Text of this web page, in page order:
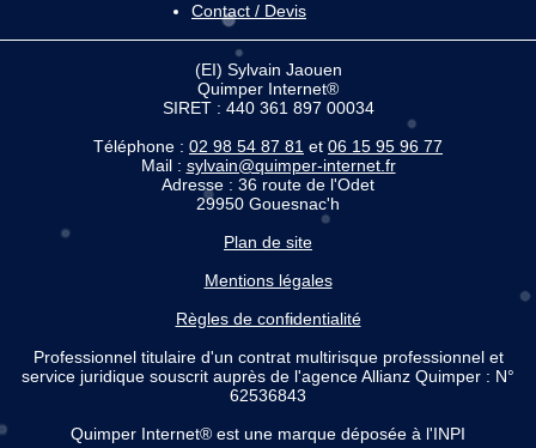
Contact / Devis
(EI) Sylvain Jaouen
Quimper Internet®
SIRET : 440 361 897 00034
Téléphone : 02 98 54 87 81 et 06 15 95 96 77
Mail : sylvain@quimper-internet.fr
Adresse : 36 route de l'Odet
29950 Gouesnac'h
Plan de site
Mentions légales
Règles de confidentialité
Professionnel titulaire d'un contrat multirisque professionnel et
service juridique souscrit auprès de l'agence Allianz Quimper : N°
62536843
Quimper Internet® est une marque déposée à l'INPI